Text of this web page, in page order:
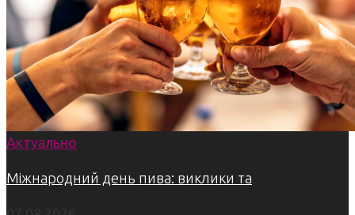
Актуально
Міжнародний день пива: виклики та